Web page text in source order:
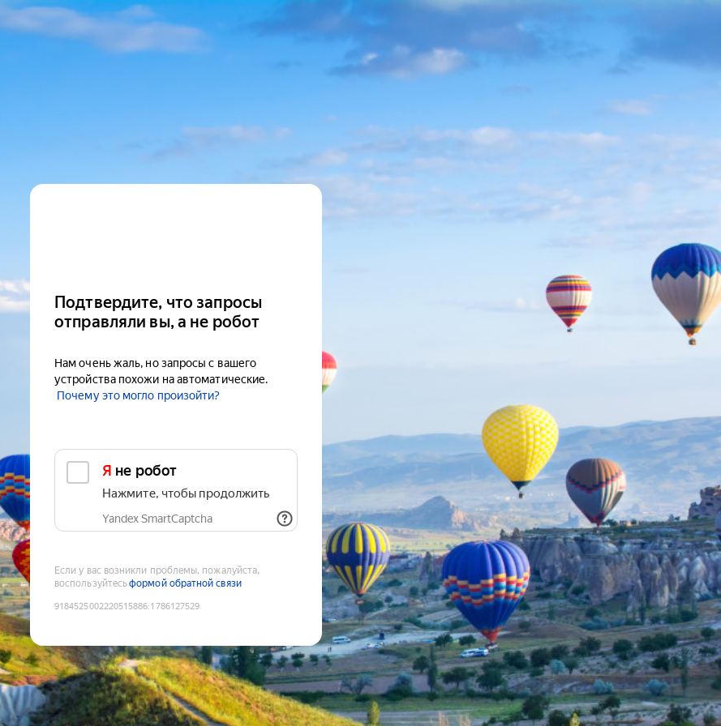
Подтвердите, что запросы
отправляли вы, а не робот
Нам очень жаль, но запросы с вашего
устройства похожи на автоматические.
Почему это могло произойти?
Я не робот
Нажмите, чтобы продолжить
Yandex SmartCaptcha
Если у вас возникли проблемы, пожалуйста,
воспользуйтесьформой обратной связи
9184525002220515886:1786127529